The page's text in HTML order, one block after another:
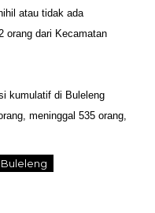
atau tidak ada
orang dari Kecamatan
kumulatif di Buleleng
meninggal 535 orang,